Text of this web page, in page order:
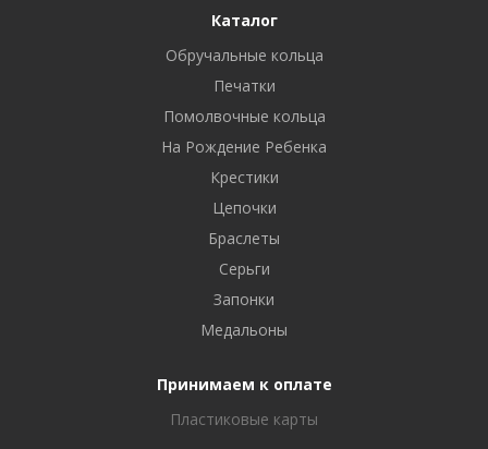
Каталог
Обручальные кольца
Печатки
Помолвочные кольца
На Рождение Ребенка
Крестики
Цепочки
Браслеты
Серьги
Запонки
Медальоны
Принимаем к оплате
Пластиковые карты